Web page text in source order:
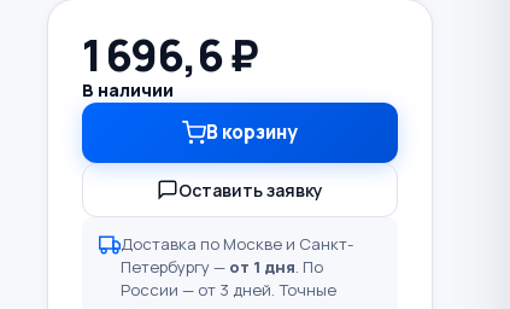
1 696,6₽
В наличии
В корзину
Оставить заявку
Доставка по Москве и Санкт-
Петербургу — от 1 дня. По
России — от 3 дней. Точные